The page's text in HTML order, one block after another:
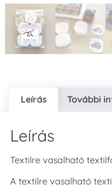
Leírás További
Leírás
Textilre vasalható
A textilre vasalható